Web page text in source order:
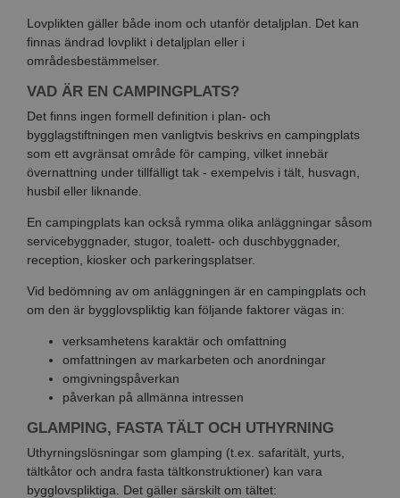
Lovplikten gäller både inom och utanför detaljplan. Det kan
finnas ändrad lovplikt i detaljplan eller i
områdesbestämmelser.
VAD ÄR EN CAMPINGPLATS?
Det finns ingen formell definition i plan- och
bygglagstiftningen men vanligtvis beskrivs en campingplats
som ett avgränsat område för camping, vilket innebär
övernattning under tillfälligt tak - exempelvis i tält, husvagn,
husbil eller liknande.
En campingplats kan också rymma olika anläggningar såsom
servicebyggnader, stugor, toalett- och duschbyggnader,
reception, kiosker och parkeringsplatser.
Vid bedömning av om anläggningen är en campingplats och
om den är bygglovspliktig kan följande faktorer vägas in:
verksamhetens karaktär och omfattning
omfattningen av markarbeten och anordningar
omgivningspåverkan
påverkan på allmänna intressen
GLAMPING, FASTA TÄLT OCH UTHYRNING
Uthyrningslösningar som glamping (t.ex. safaritält, yurts,
tältkåtor och andra fasta tältkonstruktioner) kan vara
bygglovspliktiga. Det gäller särskilt om tältet: